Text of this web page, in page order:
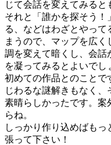
じて会話を変えてみると
それと「誰かを探そう
る、などはわざとやっ
まうので、マップを広
調を変えて暗くし、会話
を凝ってみるとよいでし
初めての作品とのことで
じわるな謎解きもなく
素晴らしかったです。案
らね。
しっかり作り込めばも
張って下さい！